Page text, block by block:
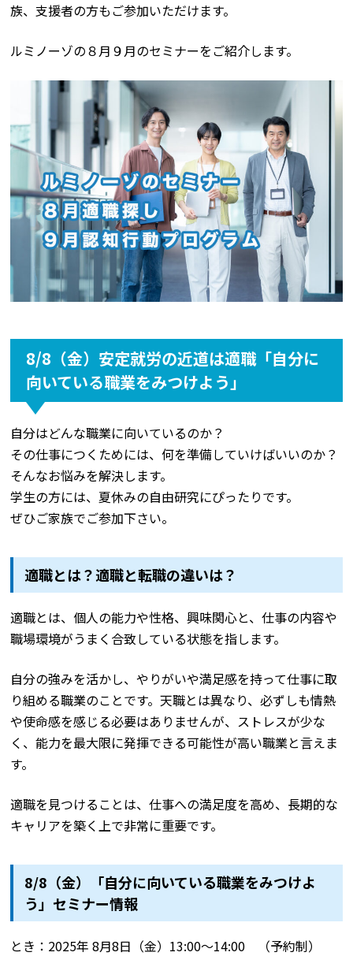
族、支援者の方もご参加いただけます。
ルミノーゾの８月９月のセミナーをご紹介します。
8/8（金）安定就労の近道は適職「自分に
向いている職業をみつけよう」
自分はどんな職業に向いているのか？
その仕事につくためには、何を準備していけばいいのか？
そんなお悩みを解決します。
学生の方には、夏休みの自由研究にぴったりです。
ぜひご家族でご参加下さい。
適職とは？適職と転職の違いは？
適職とは、個人の能力や性格、興味関心と、仕事の内容や
職場環境がうまく合致している状態を指します。
自分の強みを活かし、やりがいや満足感を持って仕事に取
り組める職業のことです。天職とは異なり、必ずしも情熱
や使命感を感じる必要はありませんが、ストレスが少な
く、能力を最大限に発揮できる可能性が高い職業と言えま
す。
適職を見つけることは、仕事への満足度を高め、長期的な
キャリアを築く上で非常に重要です。
8/8（金）「自分に向いている職業をみつけよ
う」セミナー情報
とき：2025年 8月8日（金）13:00～14:00 （予約制）